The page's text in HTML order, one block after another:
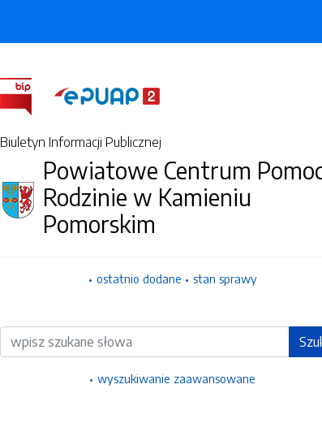
Biuletyn Informacji Publicznej
Powiatowe Centrum
Rodzinie w Kamieniu
Pomorskim
ostatnio dodane stan sprawy
Wyszukiwarka
wyszukiwanie zaawansowane